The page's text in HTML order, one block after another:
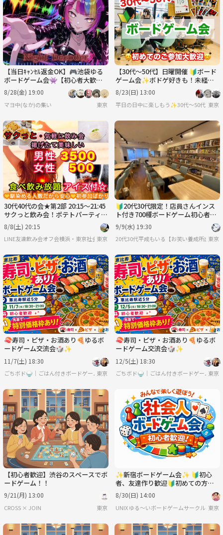
【当日ｷｬﾝｾﾙ返金OK】🎮池袋ゆる
ボードゲーム会👾【初心者大歓迎
🔰】
8/28(金) 19:00
マヨ中(なか)の集い 東京
【30代〜50代】日曜開催 🔰ボード
ゲーム会✨ボドゲ好きも！未経験
の方も！難しいルールなし🙆‍♀️
8/23(日) 13:00
平日の日中に楽しもう✨30代〜50代（た
東京
30代40代の会★第2部 20:15～21:45
サクっと飲み会！ポテトパーティ
ー・アイス付き！食べ飲み放題社会
人中心
8/8(土) 20:15
LINE友達飲み会オフ会横浜・東京社会人サークル
東京
🔰20代30代限定！店員さんインス
ト付き700種ボードゲーム初心者歓
迎体験会✨
9/9(水) 19:30
20代30代平成もいる【お笑い養成所出身
東京
🍣寿司・ピザ・お酒あり🍕ゆるボ
ードゲーム交流会🎲✨
11/7(土) 18:30
ごちボド🍚｜ごはん付きボードゲーム会🎲
東京
🍣寿司・ピザ・お酒あり🍕ゆるボ
ードゲーム交流会🎲✨
12/5(土) 18:30
ごちボド🍚｜ごはん付きボードゲーム会🎲
東京
【初心者歓迎】渋谷のスペースでボ
ードゲーム！！
9/21(月) 13:00
CROSS × JOIN 東京
✨新宿ボードゲーム会✨ 🔰初心
者、友達作り歓迎🔰初めての方も
歓迎🥳
8/30(日) 14:00
UNIX ゆる〜いボードゲームサークル 東京